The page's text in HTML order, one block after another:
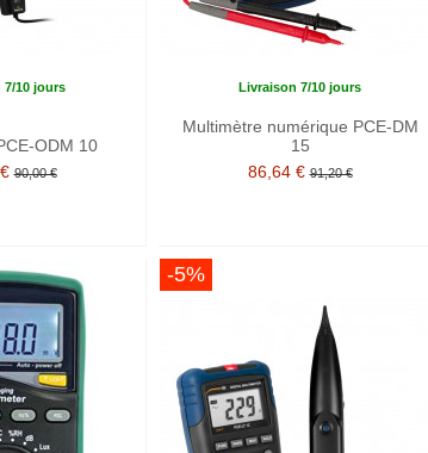
7/10 jours
ODM 10
90,00 €
Livraison 7/10 jours
Multimètre numérique PCE-DM
15
86,64 € 91,20 €
-5%